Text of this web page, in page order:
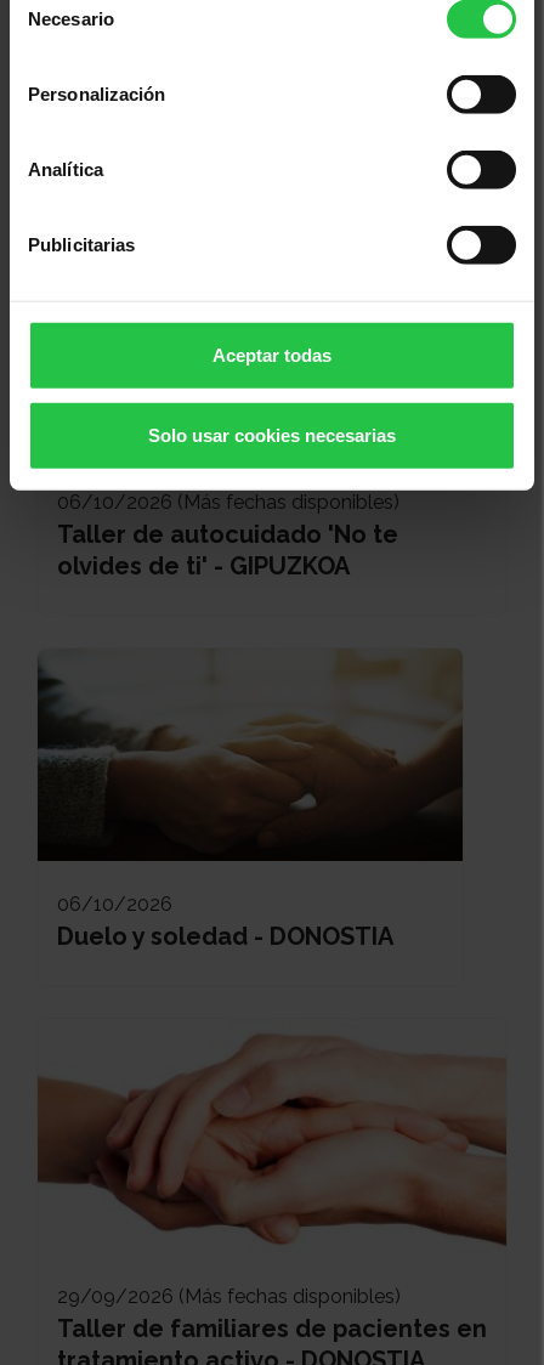
Necesario
Personalización
Analítica
Publicitarias
Aceptar todas
Solo usar cookies necesarias
Taller de familiares de pacientes en
06/10/2026 (Más fechas disponibles)
Taller de autocuidado 'No te
olvides de ti' - GIPUZKOA
06/10/2026
Duelo y soledad - DONOSTIA
29/09/2026 (Más fechas disponibles)
Taller de familiares de pacientes en